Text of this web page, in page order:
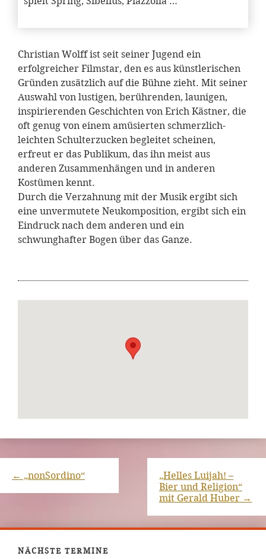
Christian Wolff ist seit seiner Jugend ein
erfolgreicher Filmstar, den es aus künstlerischen
Gründen zusätzlich auf die Bühne zieht. Mit seiner
Auswahl von lustigen, berührenden, launigen,
inspirierenden Geschichten von Erich Kästner, die
oft genug von einem amüsierten schmerzlich-
leichten Schulterzucken begleitet scheinen,
erfreut er das Publikum, das ihn meist aus
anderen Zusammenhängen und in anderen
Kostümen kennt.
Durch die Verzahnung mit der Musik ergibt sich
eine unvermutete Neukomposition, ergibt sich ein
Eindruck nach dem anderen und ein
schwunghafter Bogen über das Ganze.
← „nonSordino“
„Helles Luijah! –
Bier und Religion“
mit Gerald Huber →
NÄCHSTE TERMINE